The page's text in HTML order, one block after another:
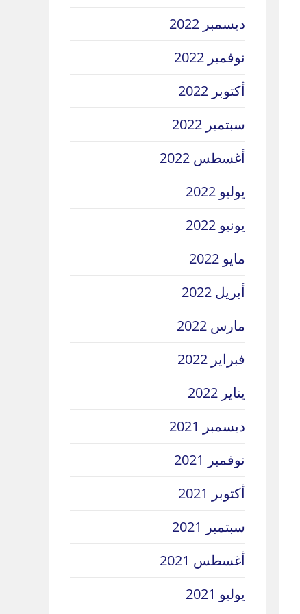
ديسمبر 2022
نوفمبر 2022
أكتوبر 2022
سبتمبر 2022
أغسطس 2022
يوليو 2022
يونيو 2022
مايو 2022
أبريل 2022
مارس 2022
فبراير 2022
يناير 2022
ديسمبر 2021
نوفمبر 2021
أكتوبر 2021
سبتمبر 2021
أغسطس 2021
يوليو 2021